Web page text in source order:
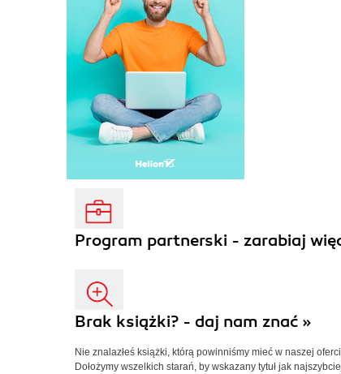
Program partnerski - zarabiaj
Brak książki? - daj nam znać »
Nie znalazłeś książki, którą powinniśmy mieć w naszej
Dołożymy wszelkich starań, by wskazany tytuł jak